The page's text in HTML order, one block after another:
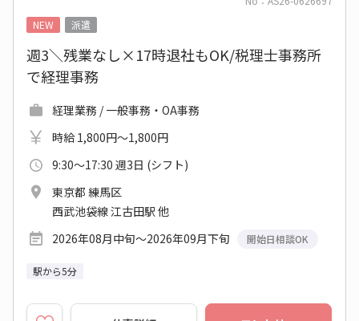
NEW
派遣
週3＼残業なし×17時退社もOK/税理士事務所
で経理事務
経理業務 / 一般事務・OA事務
時給 1,800円～1,800円
9:30～17:30 週3日 (シフト)
東京都 練馬区
西武池袋線 江古田駅 他
2026年08月中旬～2026年09月下旬
開始日相談OK
駅から5分